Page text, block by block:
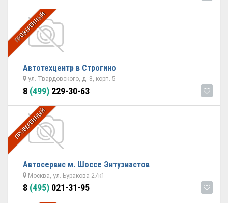
ПРОВЕРЕННЫЙ
Автотехцентр в Строгино
ул. Твардовского, д. 8, корп. 5
8 (499) 229-30-63
ПРОВЕРЕННЫЙ
Автосервис м. Шоссе Энтузиастов
Москва, ул. Буракова 27к1
8 (495) 021-31-95